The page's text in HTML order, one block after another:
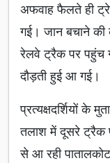
अफवाह फैलते ही
गई। जान बचाने
रेलवे ट्रैक पर पहुंच
दौड़ती हुई आ गई।
प्रत्यक्षदर्शियों के
तलाश में दूसरे ट्रैक
से आ रही